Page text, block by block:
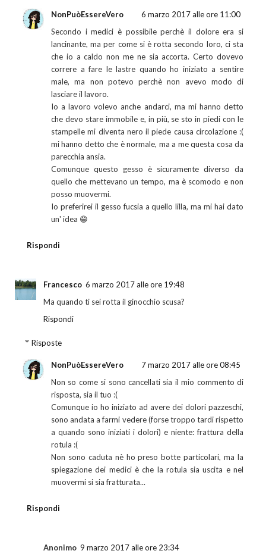
NonPuòEssereVero
6 marzo 2017 alle ore 11:00
Secondo i medici è possibile perchè il dolore era si
lancinante, ma per come si è rotta secondo loro, ci sta
che io a caldo non me ne sia accorta. Certo dovevo
correre a fare le lastre quando ho iniziato a sentire
male, ma non potevo perchè non avevo modo di
lasciare il lavoro.
Io a lavoro volevo anche andarci, ma mi hanno detto
che devo stare immobile e, in più, se sto in piedi con le
stampelle mi diventa nero il piede causa circolazione :(
mi hanno detto che è normale, ma a me questa cosa da
parecchia ansia.
Comunque questo gesso è sicuramente diverso da
quello che mettevano un tempo, ma è scomodo e non
posso muovermi.
Io preferirei il gesso fucsia a quello lilla, ma mi hai dato
un' idea 😁
Rispondi
Francesco 6 marzo 2017 alle ore 19:48
Ma quando ti sei rotta il ginocchio scusa?
Rispondi
Risposte
NonPuòEssereVero
7 marzo 2017 alle ore 08:45
Non so come si sono cancellati sia il mio commento di
risposta, sia il tuo :(
Comunque io ho iniziato ad avere dei dolori pazzeschi,
sono andata a farmi vedere (forse troppo tardi rispetto
a quando sono iniziati i dolori) e niente: frattura della
rotula :(
Non sono caduta nè ho preso botte particolari, ma la
spiegazione dei medici è che la rotula sia uscita e nel
muovermi si sia fratturata...
Rispondi
Anonimo 9 marzo 2017 alle ore 23:34